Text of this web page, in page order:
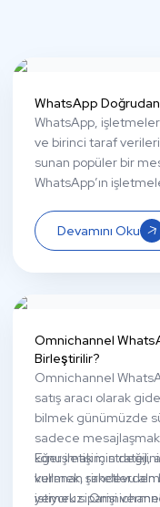
WhatsApp Doğrudan
WhatsApp,
ve birinci taraf
sunan popüler bir
WhatsApp’ın
markalara
toplamak ve
Devamını Oku
Omnichannel
Birleştirilir?
Omnichannel
satış aracı olarak
bilmek günümüzde
sadece
konuşmak için değil,
vermek, randevu
yemek siparişi
Eğer iletişim
kullanan şirketlerden
istiyoruz: